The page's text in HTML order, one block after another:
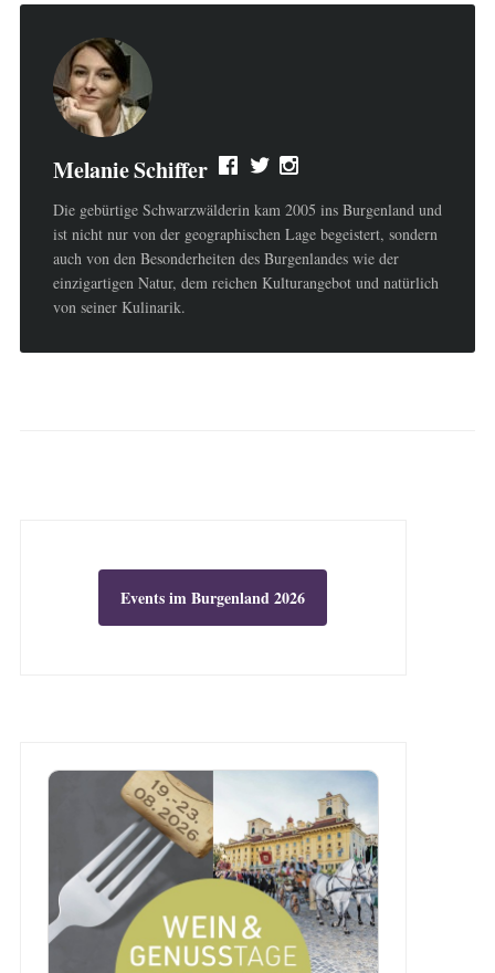
Melanie Schiffer
Die gebürtige Schwarzwälderin kam 2005 ins Burgenland und
ist nicht nur von der geographischen Lage begeistert, sondern
auch von den Besonderheiten des Burgenlandes wie der
einzigartigen Natur, dem reichen Kulturangebot und natürlich
von seiner Kulinarik.
Events im Burgenland 2026